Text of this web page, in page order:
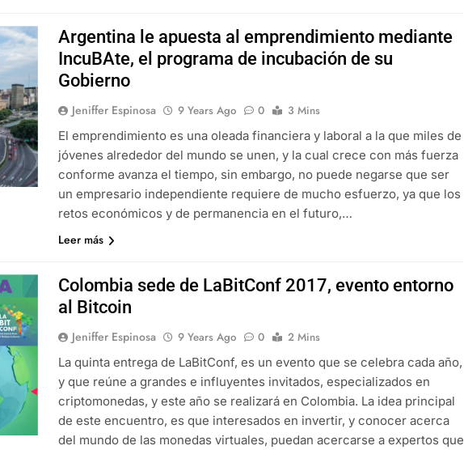
Argentina le apuesta al emprendimiento mediante
IncuBAte, el programa de incubación de su
Gobierno
Jeniffer Espinosa 9 Years Ago 0
3 Mins
El emprendimiento es una oleada financiera y laboral a la que miles de
jóvenes alrededor del mundo se unen, y la cual crece con más fuerza
conforme avanza el tiempo, sin embargo, no puede negarse que ser
un empresario independiente requiere de mucho esfuerzo, ya que los
retos económicos y de permanencia en el futuro,…
Leer más
Colombia sede de LaBitConf 2017, evento entorno
al Bitcoin
Jeniffer Espinosa 9 Years Ago 0
2 Mins
La quinta entrega de LaBitConf, es un evento que se celebra cada año,
y que reúne a grandes e influyentes invitados, especializados en
criptomonedas, y este año se realizará en Colombia. La idea principal
de este encuentro, es que interesados en invertir, y conocer acerca
del mundo de las monedas virtuales, puedan acercarse a expertos que